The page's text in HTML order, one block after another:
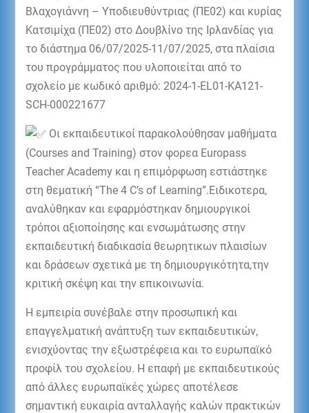
Βλαχογιάννη – Υποδιευθύντριας (ΠΕ02) και κυρίας
Κατσιμίχα (ΠΕ02) στο Δουβλίνο της Ιρλανδίας για
το διάστημα 06/07/2025-11/07/2025, στα πλαίσια
του προγράμματος που υλοποιείται από το
σχολείο με κωδικό αριθμό: 2024-1-EL01-KA121-
SCH-000221677
Οι εκπαιδευτικοί παρακολούθησαν μαθήματα
(Courses and Training) στον φορεα Europass
Teacher Academy και η επιμόρφωση εστιάστηκε
στη θεματική “The 4 C’s of Learning”.Ειδικοτερα,
αναλύθηκαν και εφαρμόστηκαν δημιουργικοί
τρόποι αξιοποίησης και ενσωμάτωσης στην
εκπαιδευτική διαδικασία θεωρητικων πλαισίων
και δράσεων σχετικά με τη δημιουργικότητα,την
κριτική σκέψη και την επικοινωνία.
Η εμπειρία συνέβαλε στην προσωπική και
επαγγελματική ανάπτυξη των εκπαιδευτικών,
ενισχύοντας την εξωστρέφεια και το ευρωπαϊκό
προφίλ του σχολείου. Η επαφή με εκπαιδευτικούς
από άλλες ευρωπαϊκές χώρες αποτέλεσε
σημαντική ευκαιρία ανταλλαγής καλών πρακτικών